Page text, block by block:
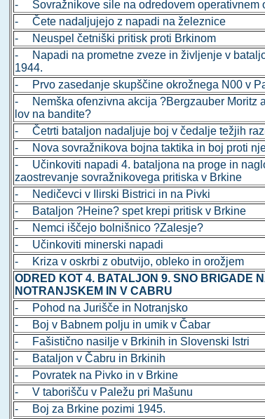
- Sovražnikove sile na odredovem operativnem
- Čete nadaljujejo z napadi na železnice
- Neuspel četniški pritisk proti Brkinom
- Napadi na prometne zveze in življenje v
1944.
- Prvo zasedanje skupščine okrožnega N00 v
- Nemška ofenzivna akcija ?Bergzauber Moritz
lov na bandite?
- Četrti bataljon nadaljuje boj v čedalje težjih
- Nova sovražnikova bojna taktika in boj proti
- Učinkoviti napadi 4. bataljona na proge in
zaostrevanje sovražnikovega pritiska v Brkine
- Nedičevci v Ilirski Bistrici in na Pivki
- Bataljon ?Heine? spet krepi pritisk v Brkine
- Nemci iščejo bolnišnico ?Zalesje?
- Učinkoviti minerski napadi
- Kriza v oskrbi z obutvijo, obleko in orožjem
ODRED KOT 4. BATALJON 9. SNO BRIGADE
NOTRANJSKEM IN V CABRU
- Pohod na Jurišče in Notranjsko
- Boj v Babnem polju in umik v Čabar
- Fašistično nasilje v Brkinih in Slovenski Istri
- Bataljon v Čabru in Brkinih
- Povratek na Pivko in v Brkine
- V taborišču v Paležu pri Mašunu
- Boj za Brkine pozimi 1945.